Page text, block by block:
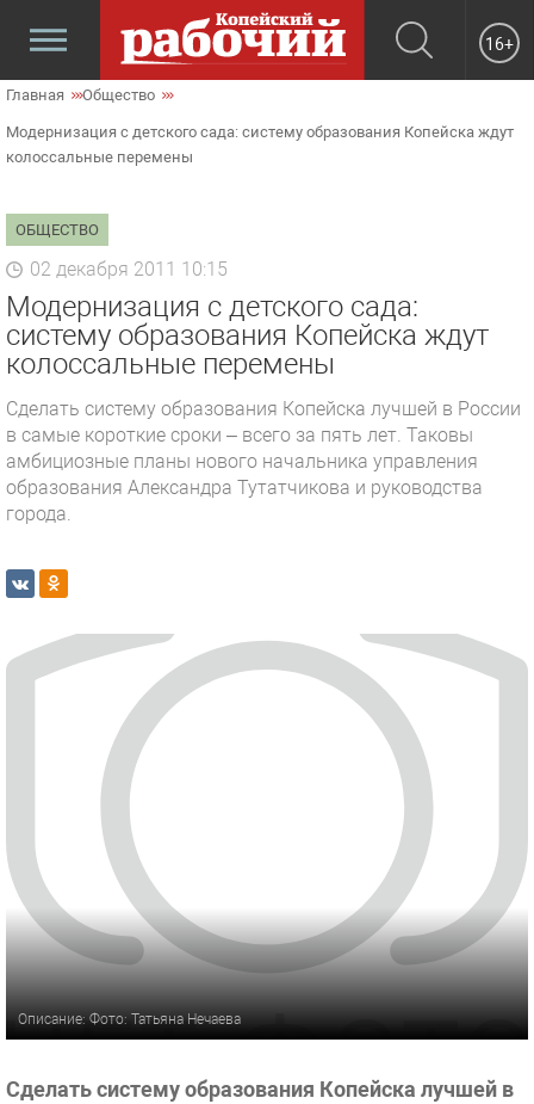
16+
Главная Общество
Модернизация с детского сада: систему образования Копейска ждут
колоссальные перемены
ОБЩЕСТВО
02 декабря 2011 10:15
Модернизация с детского сада:
систему образования Копейска ждут
колоссальные перемены
Сделать систему образования Копейска лучшей в России
в самые короткие сроки – всего за пять лет. Таковы
амбициозные планы нового начальника управления
образования Александра Тутатчикова и руководства
города.
Описание: Фото: Татьяна Нечаева
Сделать систему образования Копейска лучшей в